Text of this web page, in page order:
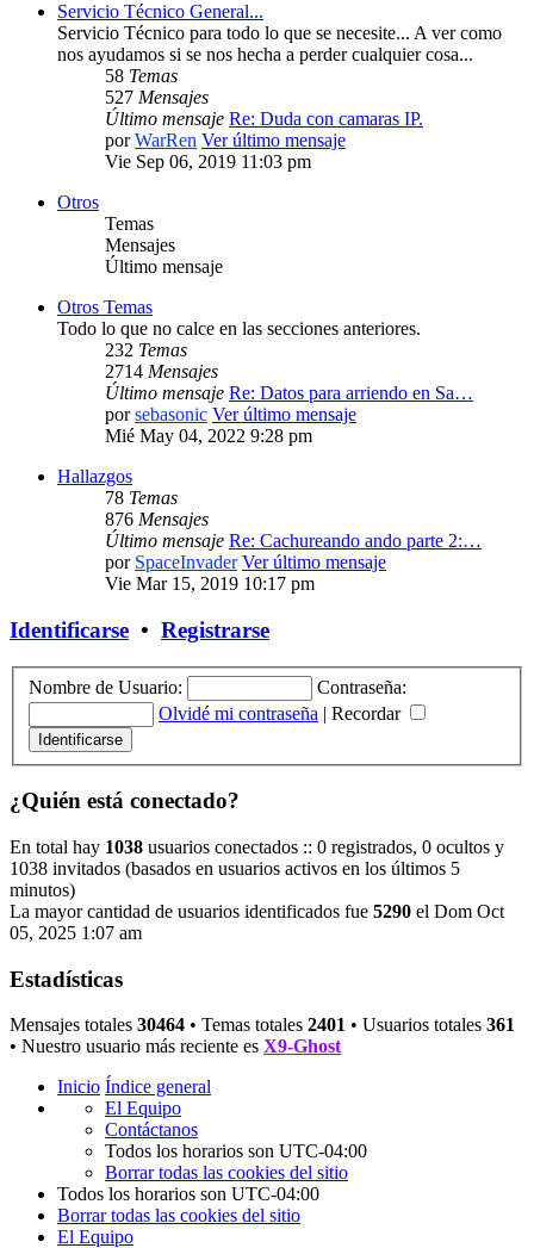
Servicio Técnico General...
Servicio Técnico para todo lo que se necesite... A ver como
nos ayudamos si se nos hecha a perder cualquier cosa...
58 Temas
527 Mensajes
Último mensaje Re: Duda con camaras IP.
porWarRen Ver último mensaje
Vie Sep 06, 2019 11:03 pm
Otros
Temas
Mensajes
Último mensaje
Otros Temas
Todo lo que no calce en las secciones anteriores.
232 Temas
2714 Mensajes
Último mensaje Re: Datos para arriendo en Sa…
porsebasonic Ver último mensaje
Mié May 04, 2022 9:28 pm
Hallazgos
78 Temas
876 Mensajes
Último mensaje Re: Cachureando ando parte 2:…
por SpaceInvader Ver último mensaje
Vie Mar 15, 2019 10:17 pm
Identificarse • Registrarse
Nombre de Usuario:
Contraseña:
Olvidé mi contraseña | Recordar
¿Quién está conectado?
En total hay 1038 usuarios conectados :: 0 registrados, 0 ocultos y
1038 invitados (basados en usuarios activos en los últimos 5
minutos)
La mayor cantidad de usuarios identificados fue 5290 el Dom Oct
05, 2025 1:07 am
Estadísticas
Mensajes totales 30464 • Temas totales 2401 • Usuarios totales 361
• Nuestro usuario más reciente es X9-Ghost
Inicio Índice general
El Equipo
Contáctanos
Todos los horarios son UTC-04:00
Borrar todas las cookies del sitio
Todos los horarios son UTC-04:00
Borrar todas las cookies del sitio
El Equipo